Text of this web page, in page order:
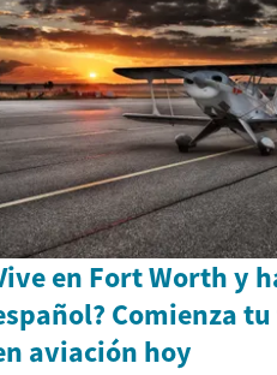
en Fort Worth y
Comienza
aviación hoy